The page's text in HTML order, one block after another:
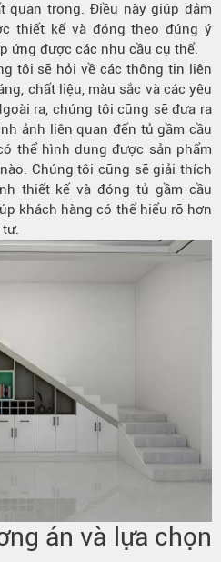
quan trọng. Điều này giúp đảm
thiết kế và đóng theo đúng ý
ứng được các nhu cầu cụ thể.
tôi sẽ hỏi về các thông tin liên
chất liệu, màu sắc và các yêu
ra, chúng tôi cũng sẽ đưa ra
ảnh liên quan đến tủ gầm cầu
thể hình dung được sản phẩm
Chúng tôi cũng sẽ giải thích
thiết kế và đóng tủ gầm cầu
khách hàng có thể hiểu rõ hơn
án và lựa chọn